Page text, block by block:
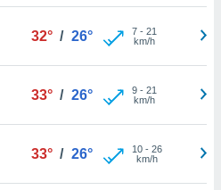
32° / 26° 7- 21
km/h
33° / 26° 9- 21
km/h
33° / 26° 10- 26
km/h